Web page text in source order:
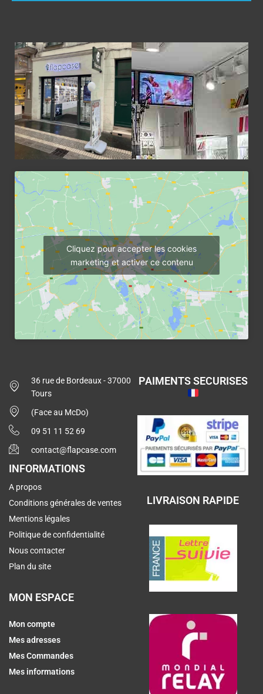
Cliquez pour accepter les cookies
marketing et activer ce contenu
36 rue de Bordeaux - 37000
Tours
(Face au McDo)
09 51 11 52 69
contact@flapcase.com
INFORMATIONS
A propos
Conditions générales de ventes
Mentions légales
Politique de confidentialité
Nous contacter
Plan du site
MON ESPACE
Mon compte
Mes adresses
Mes Commandes
Mes informations
PAIMENTS SECURISES
LIVRAISON RAPIDE